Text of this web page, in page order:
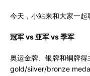
今天，小站来和大家一起
冠军vs 亚军vs季军
奥运金牌、银牌和铜牌
gold/silver/bronze